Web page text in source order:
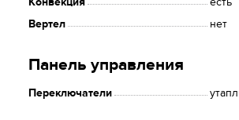
Вертел
нет
Панель управления
Переключатели